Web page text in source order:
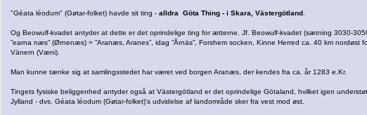
"Géata léodum" (Gøtar-folket) havde sit ting - alldra Göta Thing - i Skara, Västergötland.
Og Beowulf-kvadet antyder at dette er det oprindelige ting for ætterne. Jf. Beowulf-kvadet (sætning 3030-
”earna næs” (Ørnenæs) = ”Aranæs, Aranes”, idag ”Årnäs”, Forshem socken, Kinne Herred ca. 40 km
Vänern (Væni).
Man kunne tænke sig at samlingsstedet har været ved borgen Aranæs, der kendes fra ca. år 1283 e.Kr.
Tingets fysiske beliggenhed antyder også at Västergötland er det oprindelige Götaland, hvilket igen
Jylland - dvs. Géata léodum (Gøtar-folket)'s udvidelse af landområde sker fra vest mod øst.